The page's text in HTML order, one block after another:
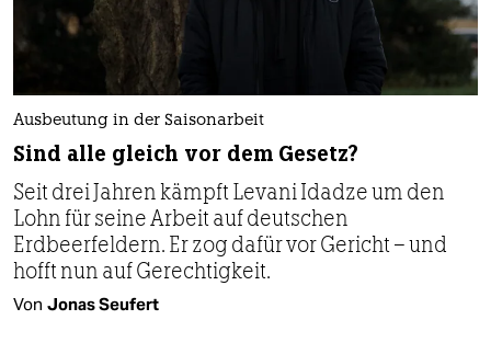
Ausbeutung in der Saisonarbeit
Sind alle gleich vor dem Gesetz?
Seit drei Jahren kämpft Levani Idadze um den
Lohn für seine Arbeit auf deutschen
Erdbeerfeldern. Er zog dafür vor Gericht – und
hofft nun auf Gerechtigkeit.
Von Jonas Seufert